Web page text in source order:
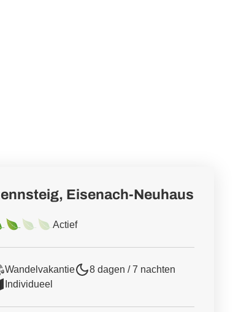
Eisenach-Neuhaus
Actief
Wandelvakantie
8 dagen / 7 nachten
Individueel